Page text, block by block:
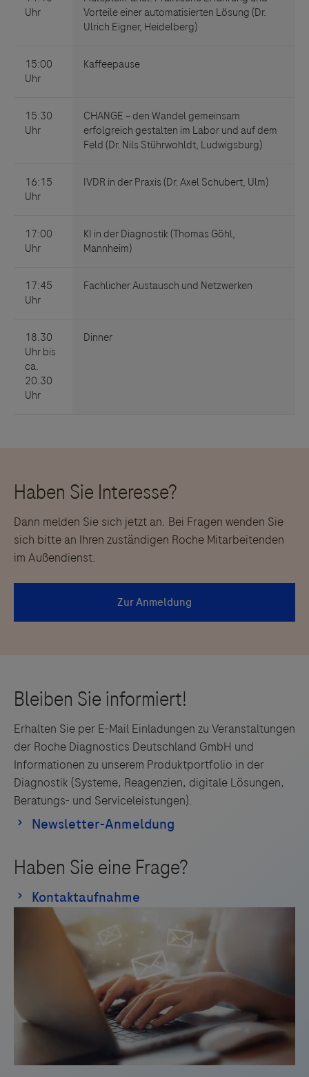
Dann melden Sie sich jetzt an. Bei Fragen wenden Sie
sich bitte an Ihren zuständigen Roche Mitarbeitenden
im Außendienst.
Erhalten Sie per E-Mail Einladungen zu Veranstaltungen
der Roche Diagnostics Deutschland GmbH und
Informationen zu unserem Produktportfolio in der
Diagnostik (Systeme, Reagenzien, digitale Lösungen,
Beratungs- und Serviceleistungen).
Links zu Websites Dritter werden im Sinne des
Servicegedankens angeboten. Der Herausgeber äußert
keine Meinung über den Inhalt von Websites Dritter und
Drittinformationen und deren Verwendung ab.